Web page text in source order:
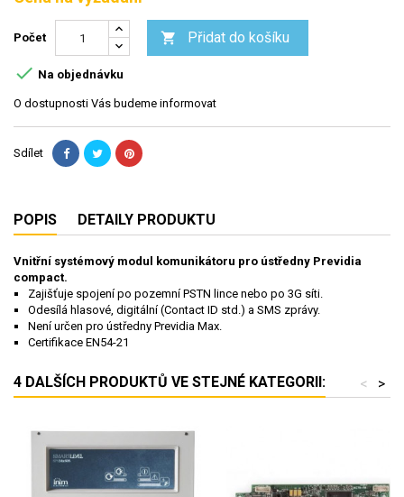
Počet  Přidat do košíku
 Na objednávku
O dostupnosti Vás budeme informovat
Sdílet
POPIS DETAILY PRODUKTU
Vnitřní systémový modul komunikátoru pro ústředny Previdia
compact.
Zajišťuje spojení po pozemní PSTN lince nebo po 3G síti.
Odesílá hlasové, digitální (Contact ID std.) a SMS zprávy.
Není určen pro ústředny Previdia Max.
Certifikace EN54-21
4 DALŠÍCH PRODUKTŮ VE STEJNÉ KATEGORII: >
<